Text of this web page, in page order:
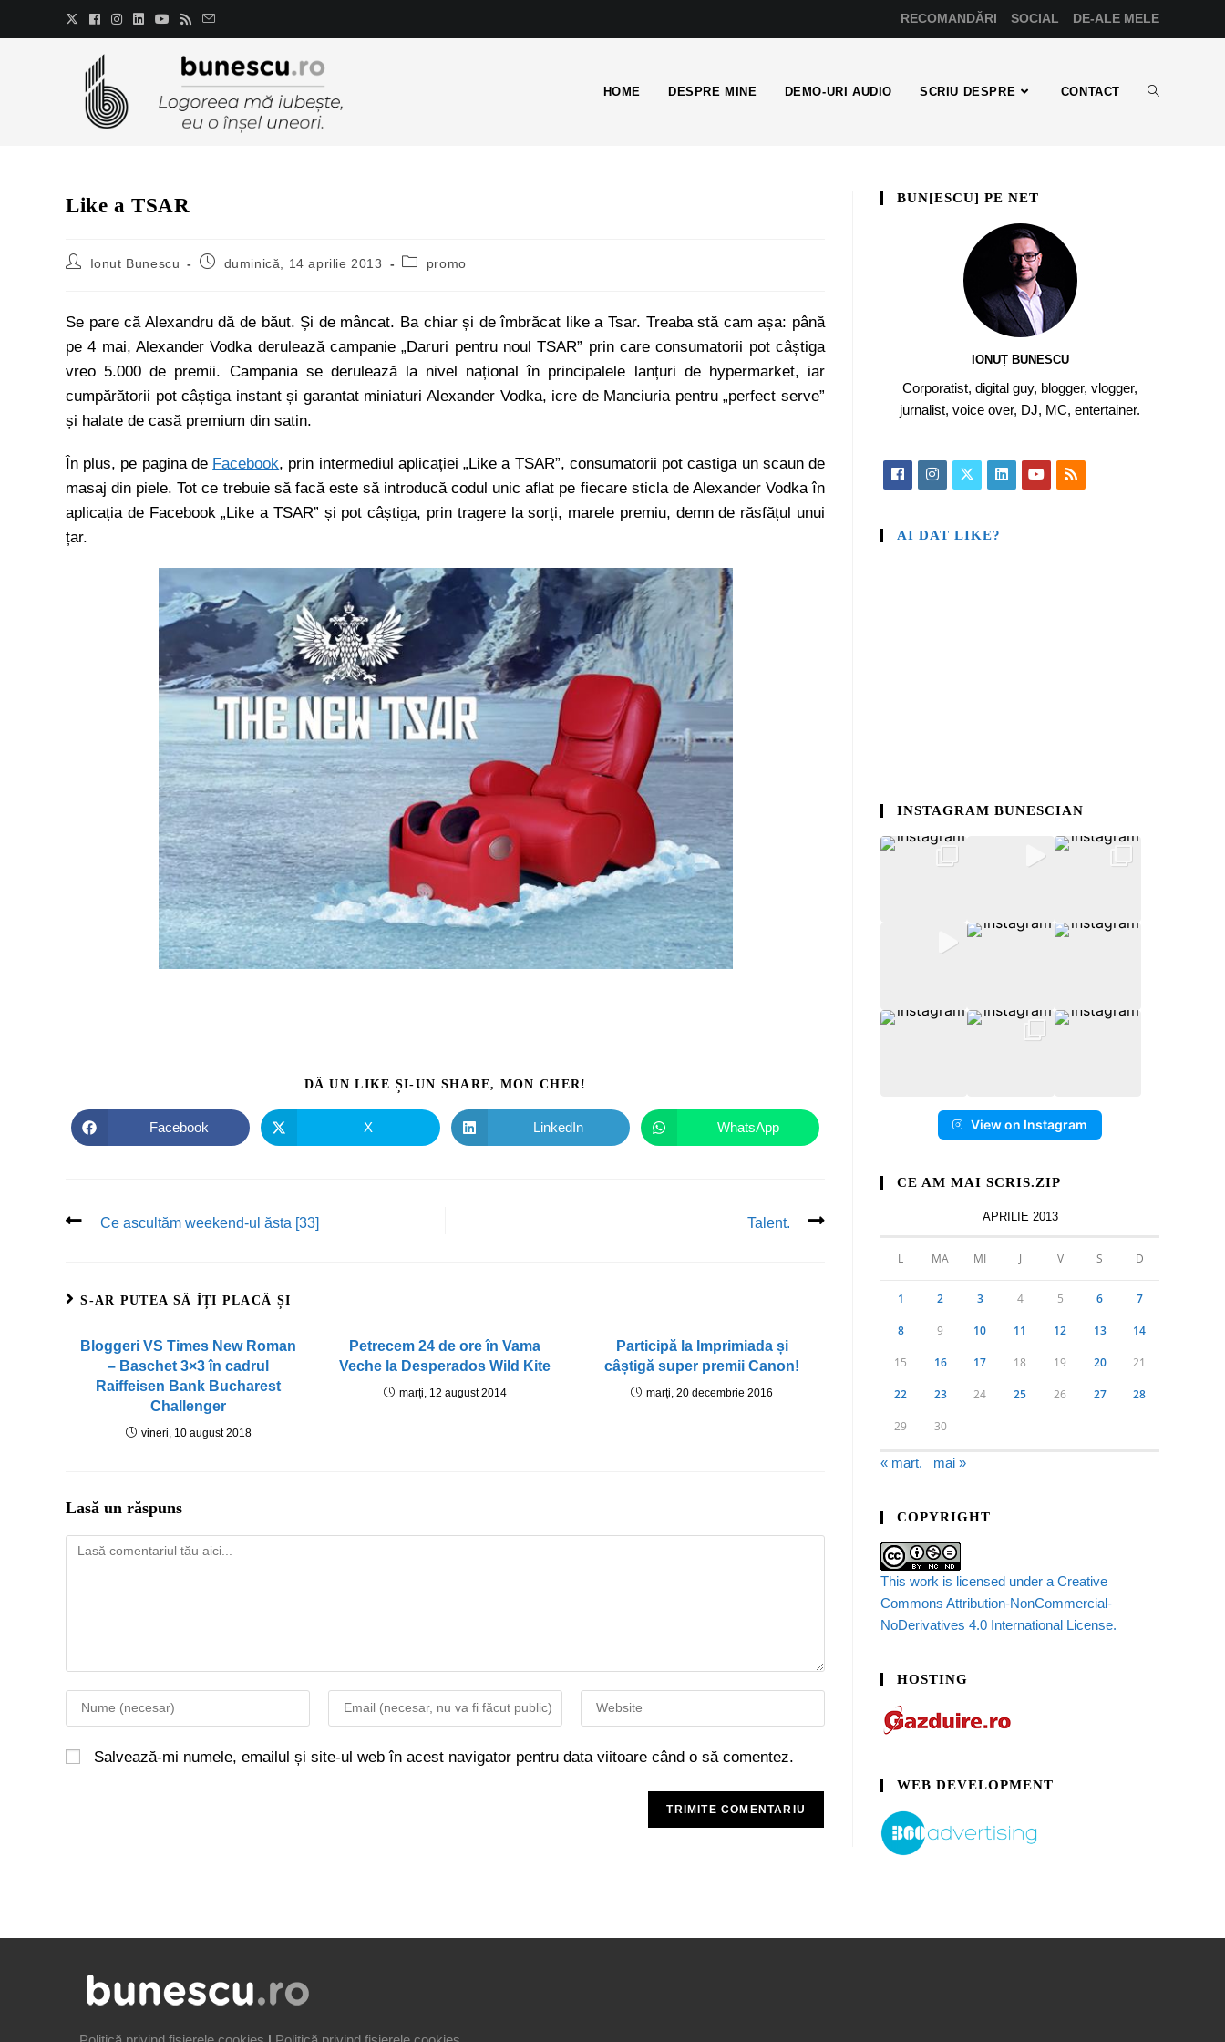
RECOMANDĂRI SOCIAL DE-ALE MELE
HOME DESPRE MINE DEMO-URI AUDIO SCRIU DESPRE CONTACT
Like a TSAR
Ionut Bunescu duminică, 14 aprilie 2013 promo
Se pare că Alexandru dă de băut. Și de mâncat. Ba chiar și de îmbrăcat like a Tsar. Treaba stă cam așa: până
pe 4 mai, Alexander Vodka derulează campanie „Daruri pentru noul TSAR” prin care consumatorii pot câștiga
vreo 5.000 de premii. Campania se derulează la nivel național în principalele lanțuri de hypermarket, iar
cumpărătorii pot câștiga instant și garantat miniaturi Alexander Vodka, icre de Manciuria pentru „perfect serve”
și halate de casă premium din satin.
În plus, pe pagina de Facebook, prin intermediul aplicației „Like a TSAR”, consumatorii pot castiga un scaun de
masaj din piele. Tot ce trebuie să facă este să introducă codul unic aflat pe fiecare sticla de Alexander Vodka în
aplicația de Facebook „Like a TSAR” și pot câștiga, prin tragere la sorți, marele premiu, demn de răsfățul unui
țar.
DĂ UN LIKE ȘI-UN SHARE, MON CHER!
Facebook X LinkedIn WhatsApp
Ce ascultăm weekend-ul ăsta [33] Talent.
S-AR PUTEA SĂ ÎȚI PLACĂ ȘI
Bloggeri VS Times New Roman
– Baschet 3×3 în cadrul
Raiffeisen Bank Bucharest
Challenger
vineri, 10 august 2018
Petrecem 24 de ore în Vama
Veche la Desperados Wild Kite
marți, 12 august 2014
Participă la Imprimiada și
câștigă super premii Canon!
marți, 20 decembrie 2016
Lasă un răspuns
Salvează-mi numele, emailul și site-ul web în acest navigator pentru data viitoare când o să comentez.
BUN[ESCU] PE NET
IONUȚ BUNESCU
Corporatist, digital guy, blogger, vlogger,
jurnalist, voice over, DJ, MC, entertainer.
AI DAT LIKE?
INSTAGRAM BUNESCIAN
View on Instagram
CE AM MAI SCRIS.ZIP
APRILIE 2013
L MA MI J V S D
1 2 3 4 5 6 7
8 9 10 11 12 13 14
15 16 17 18 19 20 21
22 23 24 25 26 27 28
29 30
« mart. mai »
COPYRIGHT
This work is licensed under a Creative
Commons Attribution-NonCommercial-
NoDerivatives 4.0 International License.
HOSTING
WEB DEVELOPMENT